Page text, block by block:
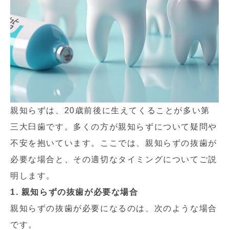
親知らずは、20歳前後に生えてくることが多い第
三大臼歯です。多くの方が親知らずについて疑問や
不安を抱いています。ここでは、親知らずの抜歯が
必要な場合と、その適切なタイミングについてご説
明します。
1. 親知らずの抜歯が必要な場合
親知らずの抜歯が必要になるのは、次のような場合
です。